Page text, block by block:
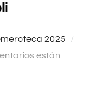
2025
están